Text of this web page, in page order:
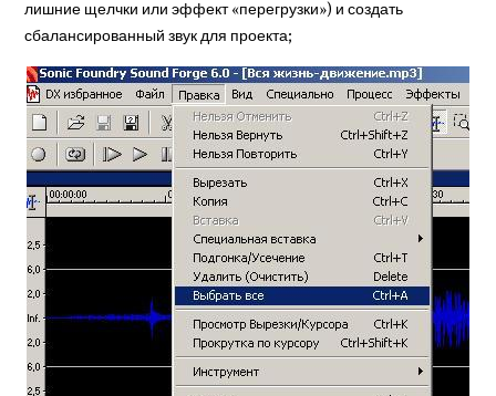
лишние щелчки или эффект «перегрузки») и создать
сбалансиро­ванный звук для проекта;